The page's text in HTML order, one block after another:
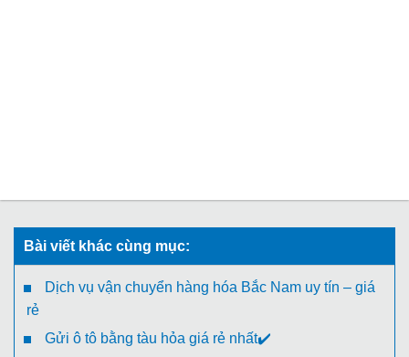
Bài viết khác cùng mục:
Dịch vụ vận chuyển hàng hóa Bắc Nam uy tín – giá
rẻ
Gửi ô tô bằng tàu hỏa giá rẻ nhất✔️